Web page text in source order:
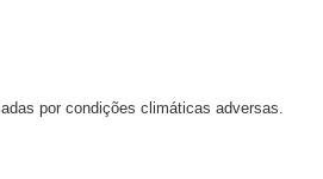
por condições climáticas adversas.